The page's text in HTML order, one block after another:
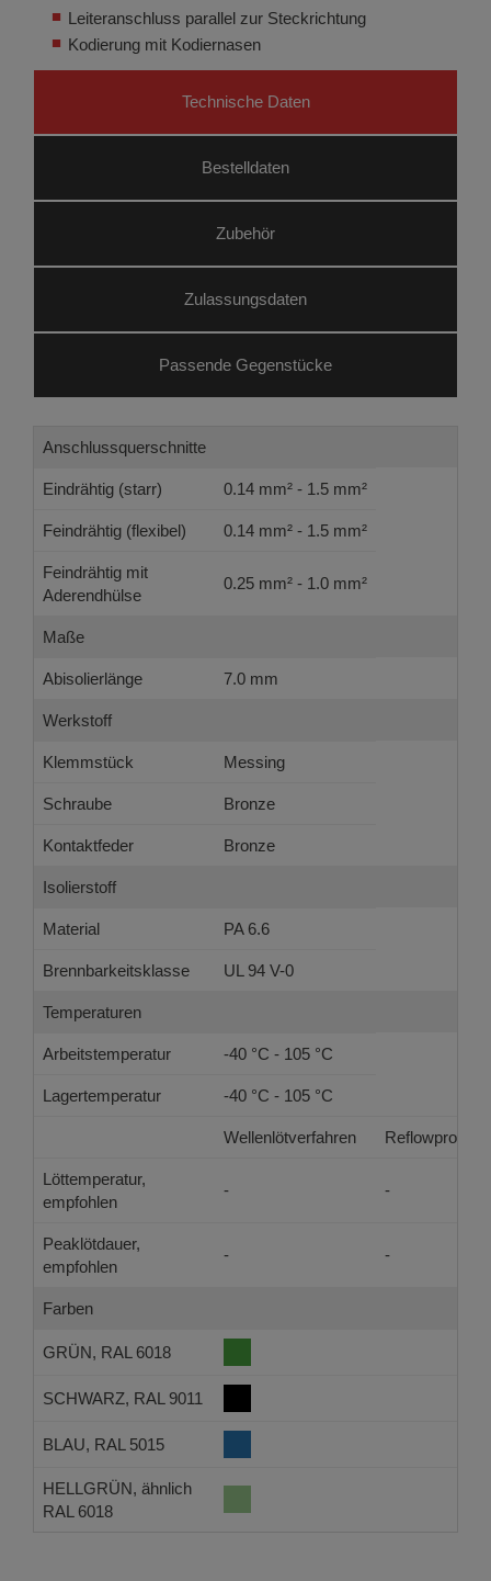
Leiteranschluss parallel zur Steckrichtung
Kodierung mit Kodiernasen
Technische Daten
Bestelldaten
Zubehör
Zulassungsdaten
Passende Gegenstücke
Anschlussquerschnitte
Eindrähtig (starr) 0.14 mm² - 1.5 mm²
Feindrähtig (flexibel) 0.14 mm² - 1.5 mm²
Feindrähtig mit
Aderendhülse
0.25 mm² - 1.0 mm²
Maße
Abisolierlänge 7.0 mm
Werkstoff
Klemmstück Messing
Schraube Bronze
Kontaktfeder Bronze
Isolierstoff
Material PA 6.6
Brennbarkeitsklasse UL 94 V-0
Temperaturen
Arbeitstemperatur -40 °C - 105 °C
Lagertemperatur -40 °C - 105 °C
Wellenlötverfahren Reflowprozess
Löttemperatur,
empfohlen
- -
Peaklötdauer,
empfohlen
- -
Farben
GRÜN, RAL 6018
SCHWARZ, RAL 9011
BLAU, RAL 5015
HELLGRÜN, ähnlich
RAL 6018